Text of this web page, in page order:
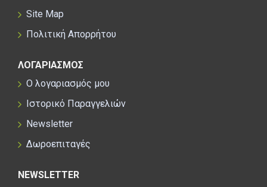
Site Map
Πολιτική Απορρήτου
ΛΟΓΑΡΙΑΣΜΟΣ
Ο λογαριασμός μου
Ιστορικό Παραγγελιών
Newsletter
Δωροεπιταγές
NEWSLETTER